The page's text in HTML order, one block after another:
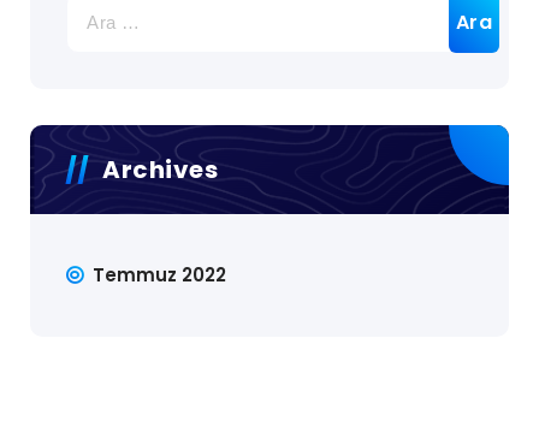
Archives
Temmuz 2022